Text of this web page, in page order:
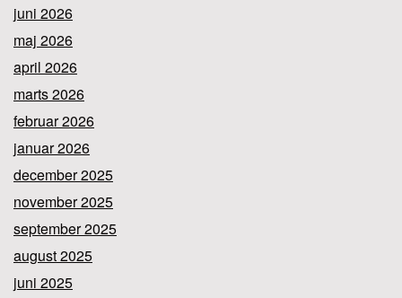
juni 2026
maj 2026
april 2026
marts 2026
februar 2026
januar 2026
december 2025
november 2025
september 2025
august 2025
juni 2025